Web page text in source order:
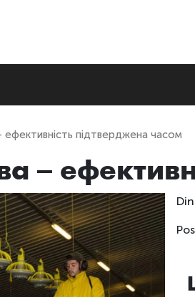
ефективність підтверджена часом
–